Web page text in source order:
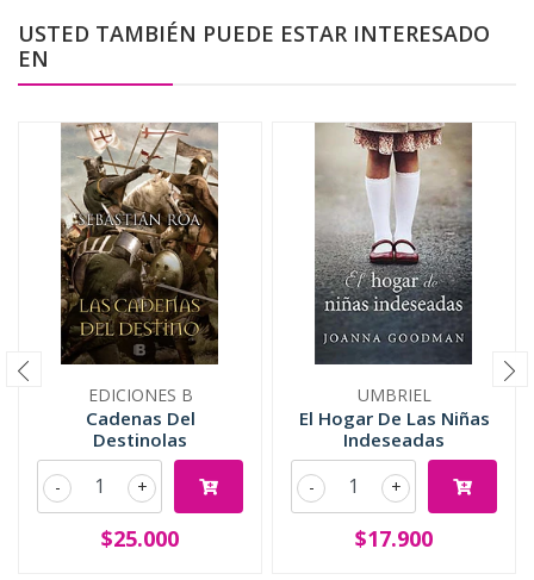
USTED TAMBIÉN PUEDE ESTAR INTERESADO
EN
EDICIONES B
Cadenas Del
Destinolas
+
-
$25.000
UMBRIEL
El Hogar De Las Niñas
Indeseadas
+
-
$17.900